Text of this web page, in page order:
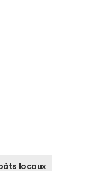
locaux